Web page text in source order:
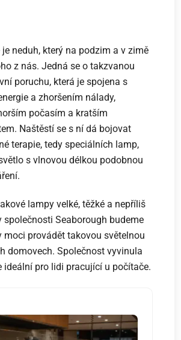
neduh, který na podzim a v zimě
z nás. Jedná se o takzvanou
poruchu, která je spojena s
a zhoršením nálady,
počasím a kratším
Naštěstí se s ní dá bojovat
terapie, tedy speciálních lamp,
s vlnovou délkou podobnou
lampy velké, těžké a nepříliš
společnosti Seaborough budeme
moci provádět takovou světelnou
domovech. Společnost vyvinula
ideální pro lidi pracující u počítače.